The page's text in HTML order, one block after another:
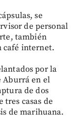
se
de personal
también
café internet.
por la
Aburrá en el
de dos
tres casas de
de marihuana.